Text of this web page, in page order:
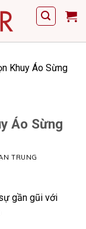
Khuy Áo Sừng
Áo Sừng
TRUNG
gần gũi với